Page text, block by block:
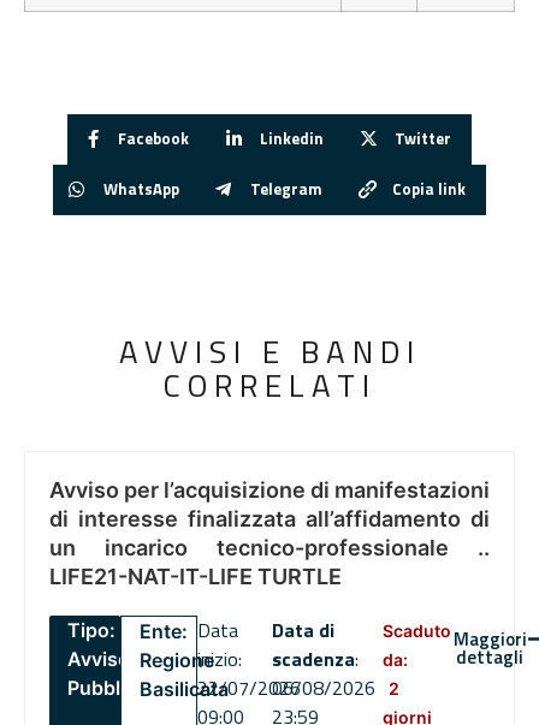
Facebook Linkedin Twitter
WhatsApp Telegram Copia link
AVVISI E BANDI
CORRELATI
Avviso per l’acquisizione di manifestazioni
di interesse finalizzata all’affidamento di
un incarico tecnico-professionale ..
LIFE21-NAT-IT-LIFE TURTLE
Tipo:
Avviso
Pubblico
Ente:
Regione
Basilicata
Data
inizio:
22/07/2026
09:00
Data di
scadenza:
06/08/2026
23:59
Scaduto
da:
2
giorni
Maggiori
dettagli